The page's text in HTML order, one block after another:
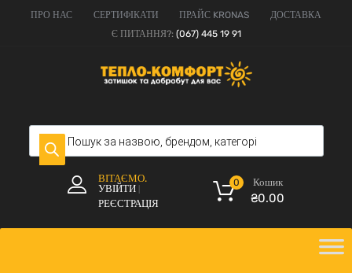
ПРО НАС СЕРТИФІКАТИ ПРАЙС KRONAS
ДОСТАВКА
Є ПИТАННЯ?: (067) 445 19 91
ВІТАЄМО.
УВІЙТИ
РЕЄСТРАЦІЯ
Кошик
₴0.00
0